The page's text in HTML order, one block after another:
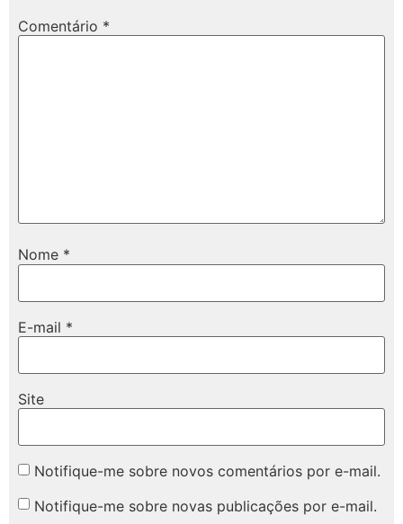
Comentário *
Nome *
E-mail *
Site
Notifique-me sobre novos comentários por e-mail.
Notifique-me sobre novas publicações por e-mail.